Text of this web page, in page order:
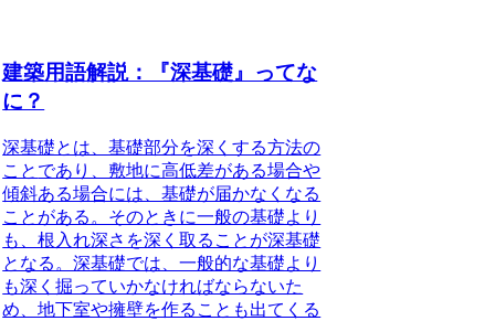
建築用語解説：『深基礎』ってな
に？
深基礎とは、基礎部分を深くする方法の
こと であり、敷地に高低差がある場合や
傾斜ある場合には、基礎が届かなくなる
ことがある。そのときに一般の基礎より
も、根入れ深さを深く取ることが深基礎
となる。深基礎では、一般的な基礎より
も深く掘っていかなければならないた
め、地下室や擁壁を作ることも出てくる